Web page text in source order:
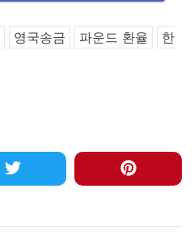
영국송금 파운드 환율
한